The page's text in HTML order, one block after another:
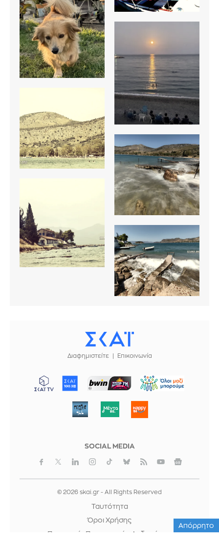
Διαφημιστείτε Επικοινωνία
ΜΠΟΡΟΥΜΕ
SOCIAL MEDIA
© 2026 skai.gr - All Rights Reserved
Ταυτότητα
Όροι Χρήσης
Προστασία Προσωπικών Δεδομένων
Απόρρητο